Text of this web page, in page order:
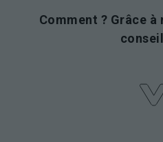
Comment ? Grâce